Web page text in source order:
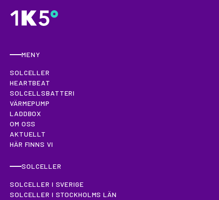
MENY
SOLCELLER
HEARTBEAT
SOLCELLSBATTERI
VÄRMEPUMP
LADDBOX
OM OSS
AKTUELLT
HÄR FINNS VI
SOLCELLER
SOLCELLER I SVERIGE
SOLCELLER I STOCKHOLMS LÄN